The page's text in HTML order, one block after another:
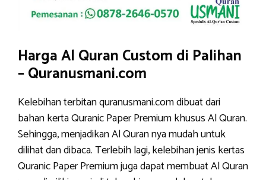
Harga Al Quran Custom di Palihan
– Quranusmani.com
Kelebihan terbitan quranusmani.com dibuat dari
bahan kerta Quranic Paper Premium khusus Al Quran.
Sehingga, menjadikan Al Quran nya mudah untuk
dilihat dan dibaca. Terlebih lagi, kelebihan jenis kertas
Quranic Paper Premium juga dapat membuat Al Quran